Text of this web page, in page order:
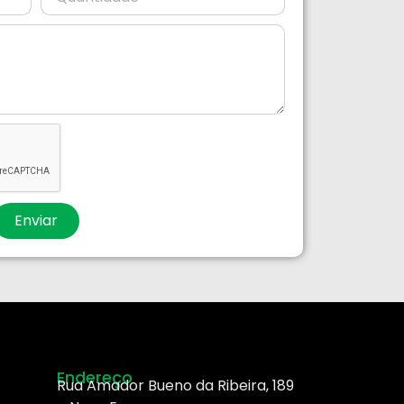
Enviar
Endereço
Rua Amador Bueno da Ribeira, 189